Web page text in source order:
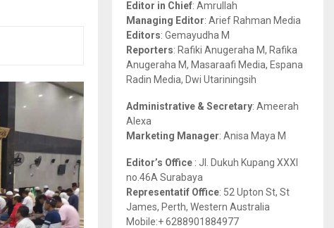
r
:
R
H
Editor in Chief: Amrullah
Managing Editor: Arief Rahman Media
Editors: Gemayudha M
Reporters: Rafiki Anugeraha M, Rafika
Anugeraha M, Masaraafi Media, Espana
Radin Media, Dwi Utariningsih
Administrative & Secretary: Ameerah
Alexa
Marketing Manager: Anisa Maya M
Editor’s Office : Jl. Dukuh Kupang XXXI
no.46A Surabaya
Representatif Office: 52 Upton St, St
James, Perth, Western Australia
Mobile:+ 6288901884977